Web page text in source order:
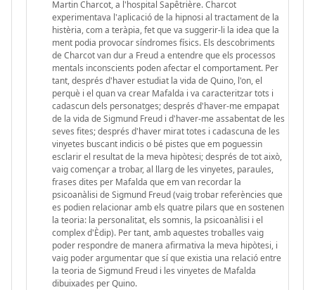
Martin Charcot, a l'hospital Sapêtrière. Charcot
experimentava l'aplicació de la hipnosi al tractament de la
histèria, com a teràpia, fet que va suggerir-li la idea que la
ment podia provocar síndromes físics. Els descobriments
de Charcot van dur a Freud a entendre que els processos
mentals inconscients poden afectar el comportament. Per
tant, després d'haver estudiat la vida de Quino, l'on, el
perquè i el quan va crear Mafalda i va caracteritzar tots i
cadascun dels personatges; després d'haver-me empapat
de la vida de Sigmund Freud i d'haver-me assabentat de les
seves fites; després d'haver mirat totes i cadascuna de les
vinyetes buscant indicis o bé pistes que em poguessin
esclarir el resultat de la meva hipòtesi; després de tot això,
vaig començar a trobar, al llarg de les vinyetes, paraules,
frases dites per Mafalda que em van recordar la
psicoanàlisi de Sigmund Freud (vaig trobar referències que
es podien relacionar amb els quatre pilars que en sostenen
la teoria: la personalitat, els somnis, la psicoanàlisi i el
complex d'Èdip). Per tant, amb aquestes troballes vaig
poder respondre de manera afirmativa la meva hipòtesi, i
vaig poder argumentar que sí que existia una relació entre
la teoria de Sigmund Freud i les vinyetes de Mafalda
dibuixades per Quino.